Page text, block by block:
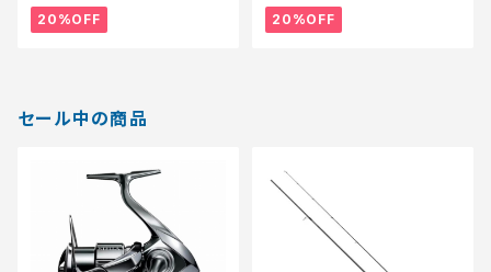
20%OFF 20%OFF
セール中の商品